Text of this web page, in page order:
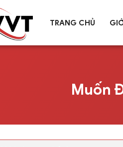
TRANG CHỦ
Muốn